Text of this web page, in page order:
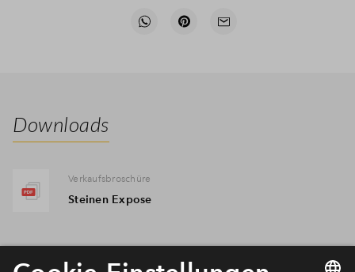
Downloads
Verkaufsbroschüre
Steinen Expose